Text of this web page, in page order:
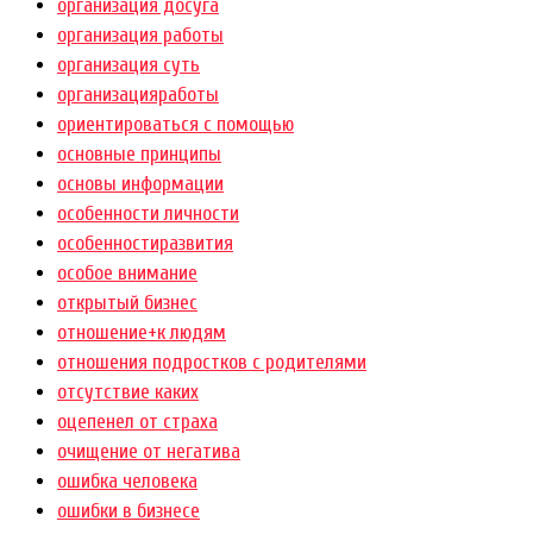
организация досуга
организация работы
организация суть
организацияработы
ориентироваться с помощью
основные принципы
основы информации
особенности личности
особенностиразвития
особое внимание
открытый бизнес
отношение+к людям
отношения подростков с родителями
отсутствие каких
оцепенел от страха
очищение от негатива
ошибка человека
ошибки в бизнесе